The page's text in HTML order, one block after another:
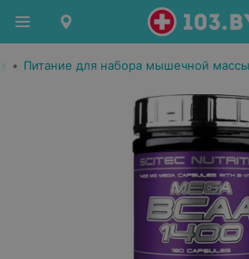
• Питание для набора мышечной массы